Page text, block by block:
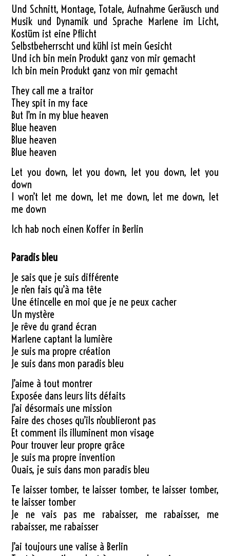
Und Schnitt, Montage, Totale, Aufnahme Geräusch und
Musik und Dynamik und Sprache Marlene im Licht,
Kostüm ist eine Pflicht
Selbstbeherrscht und kühl ist mein Gesicht
Und ich bin mein Produkt ganz von mir gemacht
Ich bin mein Produkt ganz von mir gemacht
They call me a traitor
They spit in my face
But I’m in my blue heaven
Blue heaven
Blue heaven
Blue heaven
Let you down, let you down, let you down, let you
down
I won’t let me down, let me down, let me down, let
me down
Ich hab noch einen Koffer in Berlin
Paradis bleu
Je sais que je suis différente
Je n’en fais qu’à ma tête
Une étincelle en moi que je ne peux cacher
Un mystère
Je rêve du grand écran
Marlene captant la lumière
Je suis ma propre création
Je suis dans mon paradis bleu
J’aime à tout montrer
Exposée dans leurs lits défaits
J’ai désormais une mission
Faire des choses qu’ils n’oublieront pas
Et comment ils illuminent mon visage
Pour trouver leur propre grâce
Je suis ma propre invention
Ouais, je suis dans mon paradis bleu
Te laisser tomber, te laisser tomber, te laisser tomber,
te laisser tomber
Je ne vais pas me rabaisser, me rabaisser, me
rabaisser, me rabaisser
J’ai toujours une valise à Berlin